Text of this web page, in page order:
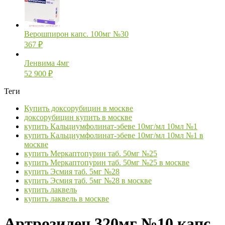
Верошпирон капс. 100мг №30
367 ₽
Ленвима 4мг
52 900 ₽
Теги
Купить доксорубицин в москве
доксорубицин купить в москве
купить Кальциумфолинат-эбеве 10мг/мл 10мл №1
купить Кальциумфолинат-эбеве 10мг/мл 10мл №1 в
москве
купить Меркаптопурин таб. 50мг №25
купить Меркаптопурин таб. 50мг №25 в москве
купить Эсмия таб. 5мг №28
купить Эсмия таб. 5мг №28 в москве
купить лаквель
купить лаквель в москве